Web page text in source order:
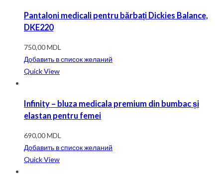
Pantaloni medicali pentru bărbați Dickies Balance,
DKE220
750,00MDL
Добавить в список желаний
Quick View
Infinity – bluza medicala premium din bumbac și
elastan pentru femei
690,00MDL
Добавить в список желаний
Quick View